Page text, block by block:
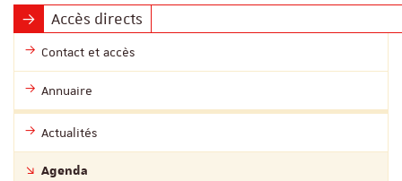
Accès directs
Contact et accès
Annuaire
Actualités
Agenda